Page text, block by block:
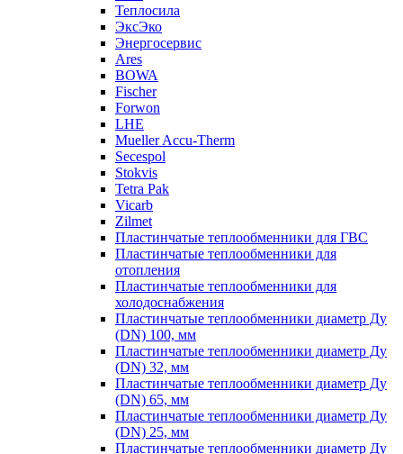
Теплосила
ЭксЭко
Энергосервис
Ares
BOWA
Fischer
Forwon
LHE
Mueller Accu-Therm
Secespol
Stokvis
Tetra Pak
Vicarb
Zilmet
Пластинчатые теплообменники для ГВС
Пластинчатые теплообменники для
отопления
Пластинчатые теплообменники для
холодоснабжения
Пластинчатые теплообменники диаметр Ду
(DN) 100, мм
Пластинчатые теплообменники диаметр Ду
(DN) 32, мм
Пластинчатые теплообменники диаметр Ду
(DN) 65, мм
Пластинчатые теплообменники диаметр Ду
(DN) 25, мм
Пластинчатые теплообменники диаметр Ду